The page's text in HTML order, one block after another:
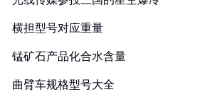
横担型号对应重量
锰矿石产品化合水含量
曲臂车规格型号大全